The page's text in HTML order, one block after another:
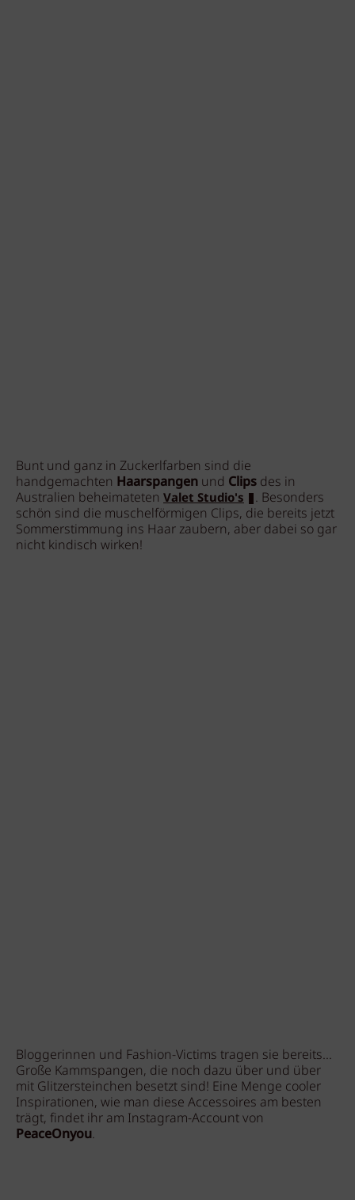
Bunt und ganz in Zuckerlfarben sind die
handgemachten Haarspangen und Clips des in
Australien beheimateten Valet Studio's
. Besonders
schön sind die muschelförmigen Clips, die bereits jetzt
Sommerstimmung ins Haar zaubern, aber dabei so gar
nicht kindisch wirken!
Bloggerinnen und Fashion-Victims tragen sie bereits...
Große Kammspangen, die noch dazu über und über
mit Glitzersteinchen besetzt sind! Eine Menge cooler
Inspirationen, wie man diese Accessoires am besten
trägt, findet ihr am Instagram-Account von
PeaceOnyou.